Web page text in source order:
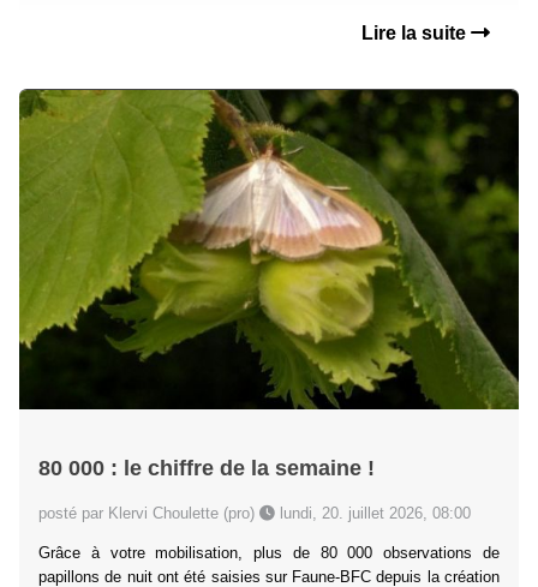
Lire la suite
80 000 : le chiffre de la semaine !
posté par Klervi Choulette (pro) lundi, 20. juillet 2026, 08:00
Grâce à votre mobilisation, plus de 80 000 observations de
papillons de nuit ont été saisies sur Faune-BFC depuis la création